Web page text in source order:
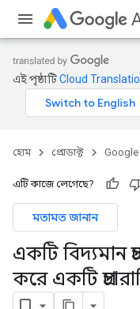
এই পৃষ্ঠাটিCloud
হোম প্রোডাক্ট Google
এটি কাজে লেগেছে?
মতামত জানান
একটি বিদ্যমান
করে একটি